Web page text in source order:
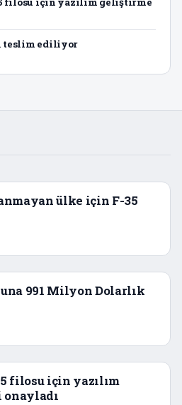
teslim ediliyor
ülke için F-35
991 Milyon Dolarlık
filosu için yazılım